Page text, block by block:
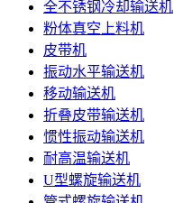
全不锈钢冷却输送机
粉体真空上料机
皮带机
振动水平输送机
移动输送机
折叠皮带输送机
惯性振动输送机
耐高温输送机
U型螺旋输送机